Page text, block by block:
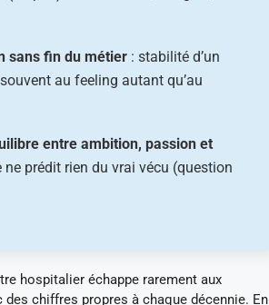
sans fin du métier : stabilité d’un
au feeling autant qu’au
entre ambition, passion et
prédit rien du vrai vécu (question
hospitalier échappe rarement aux
chiffres propres à chaque décennie. En